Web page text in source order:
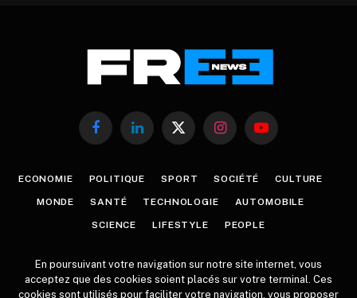
FacebookLinkedInX
InstagramYouTube
ECONOMIE POLITIQUE SPORT SOCIÉTÉ CULTURE
MONDE SANTÉ TECHNOLOGIE AUTOMOBILE
SCIENCE LIFESTYLE PEOPLE
En poursuivant votre navigation sur notre site internet, vous
acceptez que des cookies soient placés sur votre terminal. Ces
cookies sont utilisés pour faciliter votre navigation, vous proposer